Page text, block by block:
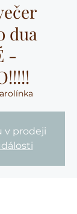
dua
-
v prodeji